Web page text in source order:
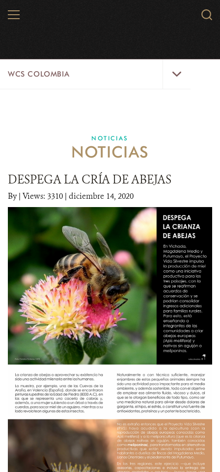
MENU
WCS COLOMBIA
EJES ESTRATÉGICOS
AQUÍ TRABAJAMOS
LÍNEAS DE ACCIÓN
NOTICIAS
WCS VISUAL
PUBLICACIONES
ALIADOS Y ALIANZAS
COBERTURA EN MEDIOS DE COMUNICACIÓN
INFORME ANUAL WCS
MECANISMO DE ATENCIÓN DE QUEJAS Y RECLAMOS
DONA
NOTICIAS
NOTICIAS
DESPEGA LA CRÍA DE ABEJAS
By| Views: 3310 | diciembre 14, 2020